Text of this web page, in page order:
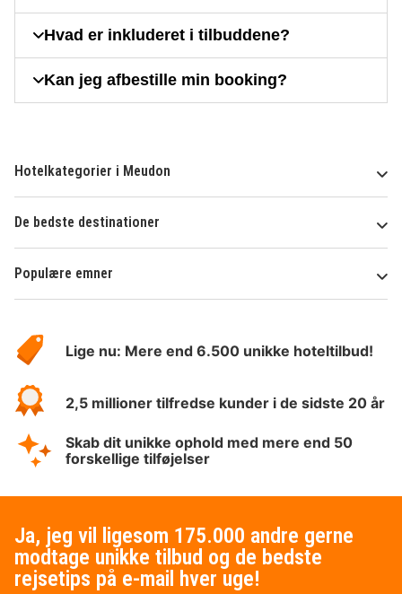
Hvad er inkluderet i tilbuddene?
Kan jeg afbestille min booking?
Hotelkategorier i Meudon
De bedste destinationer
Populære emner
HotelSpecials
Lige nu: Mere end 6.500 unikke hoteltilbud!
2,5 millioner tilfredse kunder i de sidste 20 år
Skab dit unikke ophold med mere end 50
forskellige tilføjelser
Ja, jeg vil ligesom 175.000 andre gerne
modtage unikke tilbud og de bedste
rejsetips på e-mail hver uge!